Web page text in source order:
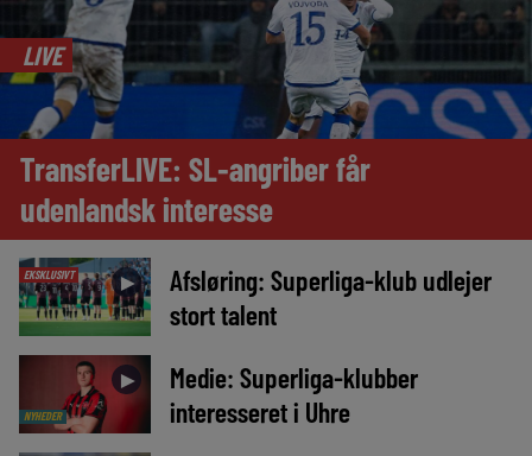
LIVE
TransferLIVE: SL-angriber får
udenlandsk interesse
EKSKLUSIVT ►
Afsløring: Superliga-klub udlejer
stort talent
NYHEDER
►
Medie: Superliga-klubber
interesseret i Uhre